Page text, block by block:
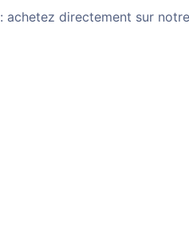
: achetez directement sur